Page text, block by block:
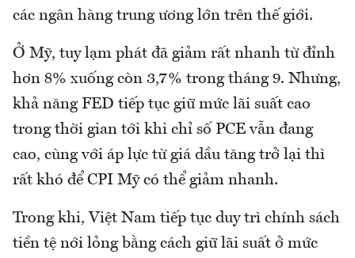
các ngân hàng trung ương lớn trên thế giới.
Ở Mỹ, tuy lạm phát đã giảm rất nhanh từ đỉnh
hơn 8% xuống còn 3,7% trong tháng 9. Nhưng,
khả năng FED tiếp tục giữ mức lãi suất cao
trong thời gian tới khi chỉ số PCE vẫn đang
cao, cùng với áp lực từ giá dầu tăng trở lại thì
rất khó để CPI Mỹ có thể giảm nhanh.
Trong khi, Việt Nam tiếp tục duy trì chính sách
tiền tệ nới lỏng bằng cách giữ lãi suất ở mức